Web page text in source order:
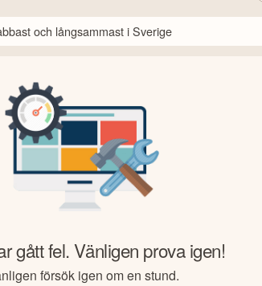
och långsammast i Sverige
gått fel. Vänligen prova igen!
försök igen om en stund.